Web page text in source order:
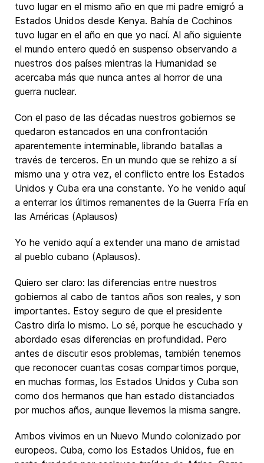
tuvo lugar en el mismo año en que mi padre emigró a
Estados Unidos desde Kenya. Bahía de Cochinos
tuvo lugar en el año en que yo nací. Al año siguiente
el mundo entero quedó en suspenso observando a
nuestros dos países mientras la Humanidad se
acercaba más que nunca antes al horror de una
guerra nuclear.
Con el paso de las décadas nuestros gobiernos se
quedaron estancados en una confrontación
aparentemente interminable, librando batallas a
través de terceros. En un mundo que se rehizo a sí
mismo una y otra vez, el conflicto entre los Estados
Unidos y Cuba era una constante. Yo he venido aquí
a enterrar los últimos remanentes de la Guerra Fría en
las Américas (Aplausos)
Yo he venido aquí a extender una mano de amistad
al pueblo cubano (Aplausos).
Quiero ser claro: las diferencias entre nuestros
gobiernos al cabo de tantos años son reales, y son
importantes. Estoy seguro de que el presidente
Castro diría lo mismo. Lo sé, porque he escuchado y
abordado esas diferencias en profundidad. Pero
antes de discutir esos problemas, también tenemos
que reconocer cuantas cosas compartimos porque,
en muchas formas, los Estados Unidos y Cuba son
como dos hermanos que han estado distanciados
por muchos años, aunque llevemos la misma sangre.
Ambos vivimos en un Nuevo Mundo colonizado por
europeos. Cuba, como los Estados Unidos, fue en